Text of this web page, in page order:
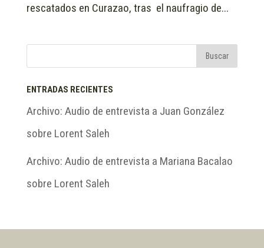
rescatados en Curazao, tras el naufragio de...
ENTRADAS RECIENTES
Archivo: Audio de entrevista a Juan González
sobre Lorent Saleh
Archivo: Audio de entrevista a Mariana Bacalao
sobre Lorent Saleh